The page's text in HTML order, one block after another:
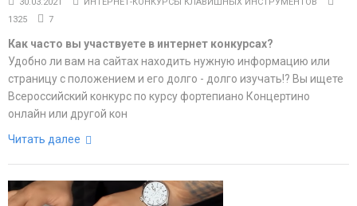
1325
7
Как часто вы участвуете в интернет конкурсах?
Удобно ли вам на сайтах находить нужную информацию или
страницу с положением и его долго - долго изучать!? Вы ищете
Всероссийский конкурс по курсу фортепиано Концертино
онлайн или другой кон
Читать далее